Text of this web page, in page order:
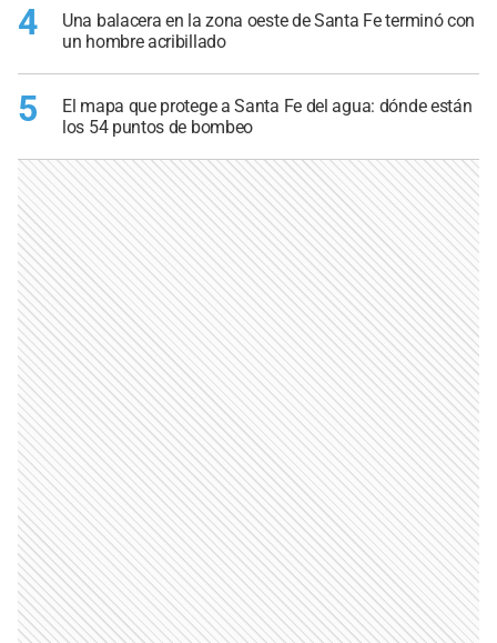
4
Una balacera en la zona oeste de Santa Fe terminó con
un hombre acribillado
5
El mapa que protege a Santa Fe del agua: dónde están
los 54 puntos de bombeo